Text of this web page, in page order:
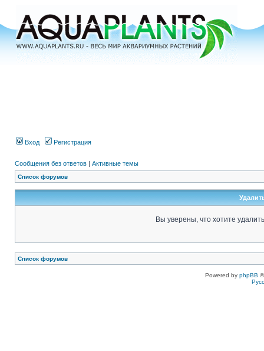
Вход Регистрация
Сообщения без ответов | Активные темы
Список форумов
Вы уверены, что хотите
Список форумов
Powered by phpBB